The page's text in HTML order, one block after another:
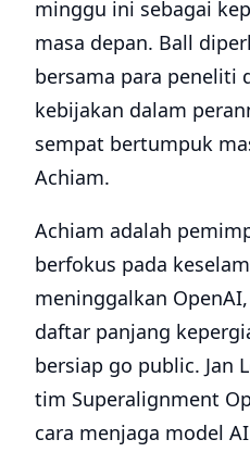
minggu ini sebagai
masa depan. Ball
bersama para peneliti
kebijakan dalam
sempat bertumpuk
Achiam.
Achiam adalah
berfokus pada
meninggalkan
daftar panjang
bersiap go public. Jan
tim Superalignment
cara menjaga model